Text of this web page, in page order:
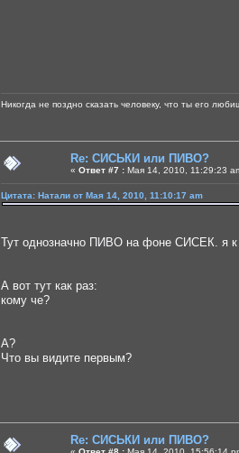
Никогда не поздно сказать человеку, что ты его
Re: СИСЬКИ или ПИВО?
« Ответ #7 : Мая 14, 2010, 11:29:23
Цитата: Натали от Мая 14, 2010, 11:10:17 am
Тут однозначно ПИВО на фоне СИСЕК. я к
А вот тут как раз:
кому че?
А?
Что вы видите первым?
Re: СИСЬКИ или ПИВО?